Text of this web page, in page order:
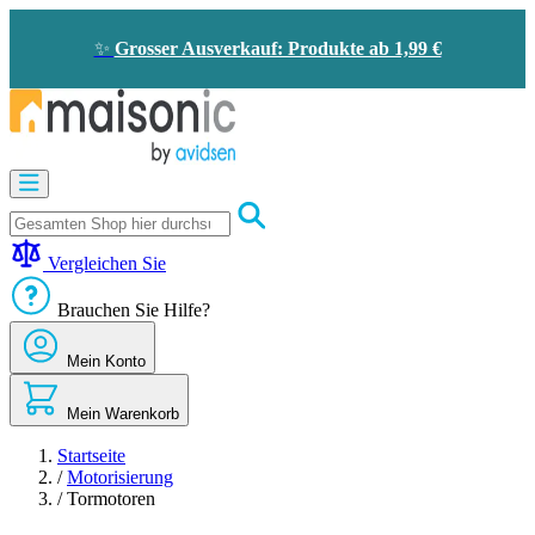
✨ Grosser Ausverkauf: Produkte ab 1,99 €
Bildtelefon
und
Türklingel
-
Energieeinsparung
Sicherheit
Komfort
im
Haus
Angebote
Vergleichen Sie
Brauchen Sie Hilfe?
Mein Konto
Mein Warenkorb
Startseite
/ Motorisierung
/ Tormotoren